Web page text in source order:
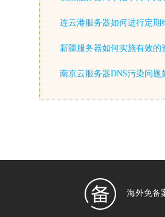
连云港服务器如何进行定期
新疆服务器如何实施有效的
南京云服务器DNS污染问题
海外免备